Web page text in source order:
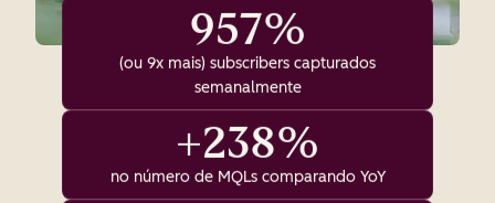
957%
(ou 9x mais) subscribers capturados
semanalmente
+238%
no número de MQLs comparando YoY